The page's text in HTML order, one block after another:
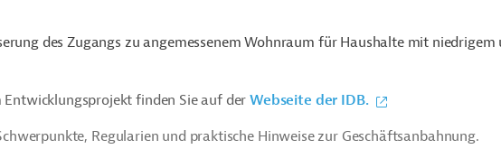
des Zugangs zu angemessenem Wohnraum für Haushalte mit niedrigem
finden Sie auf derWebseite der IDB.
Regularien und praktische Hinweise zur Geschäftsanbahnung.